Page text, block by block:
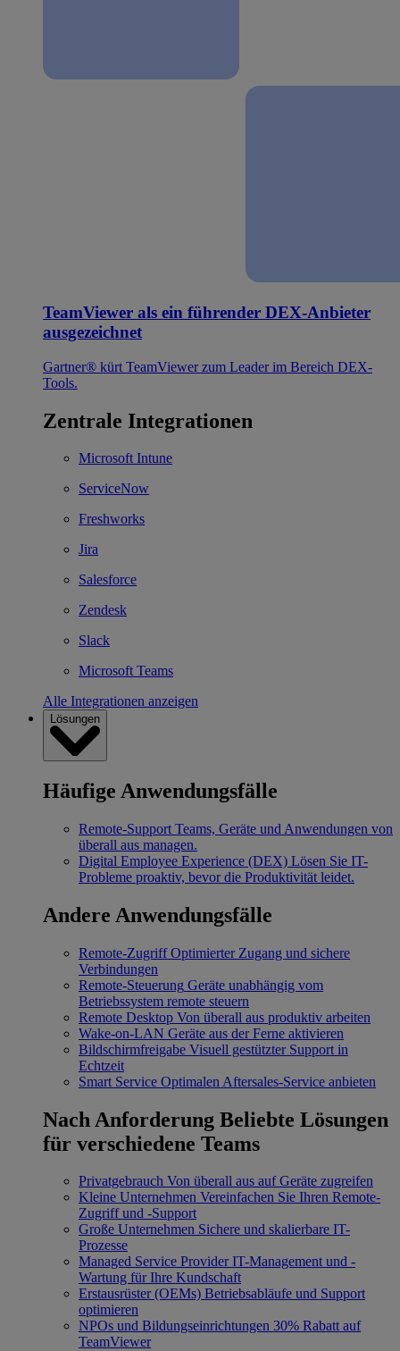
TeamViewer als ein führender DEX-Anbieter
ausgezeichnet
Gartner® kürt TeamViewer zum Leader im Bereich DEX-
Tools.
Zentrale Integrationen
Microsoft Intune
ServiceNow
Freshworks
Jira
Salesforce
Zendesk
Slack
Microsoft Teams
Alle Integrationen anzeigen
Lösungen
Häufige Anwendungsfälle
Remote-Support Teams, Geräte und Anwendungen von
überall aus managen.
Digital Employee Experience (DEX) Lösen Sie IT-
Probleme proaktiv, bevor die Produktivität leidet.
Andere Anwendungsfälle
Remote-Zugriff Optimierter Zugang und sichere
Verbindungen
Remote-Steuerung Geräte unabhängig vom
Betriebssystem remote steuern
Remote Desktop Von überall aus produktiv arbeiten
Wake-on-LAN Geräte aus der Ferne aktivieren
Bildschirmfreigabe Visuell gestützter Support in
Echtzeit
Smart Service Optimalen Aftersales-Service anbieten
Nach Anforderung Beliebte Lösungen
für verschiedene Teams
Privatgebrauch Von überall aus auf Geräte zugreifen
Kleine Unternehmen Vereinfachen Sie Ihren Remote-
Zugriff und -Support
Große Unternehmen Sichere und skalierbare IT-
Prozesse
Managed Service Provider IT-Management und -
Wartung für Ihre Kundschaft
Erstausrüster (OEMs) Betriebsabläufe und Support
optimieren
NPOs und Bildungseinrichtungen 30% Rabatt auf
TeamViewer